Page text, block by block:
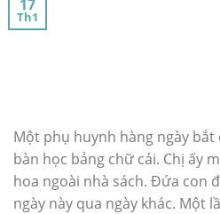
17
Th1
Một phụ huynh hàng ngày
bàn học bảng chữ cái. Chị ấy
hoa ngoài nhà sách. Đứa con
ngày này qua ngày khác. Một